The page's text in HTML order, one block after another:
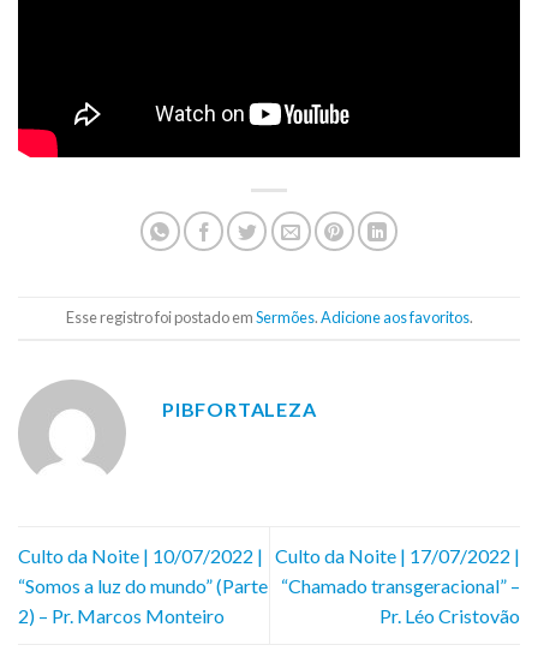
Esse registro foi postado emSermões.Adicione aos favoritos.
PIBFORTALEZA
Culto da Noite | 10/07/2022 |
“Somos a luz do mundo” (Parte
2) – Pr. Marcos Monteiro
Culto da Noite | 17/07/2022 |
“Chamado transgeracional” –
Pr. Léo Cristovão